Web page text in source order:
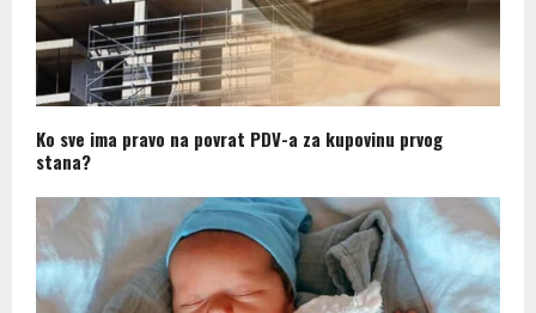
Ko sve ima pravo na povrat PDV-a za kupovinu prvog
stana?